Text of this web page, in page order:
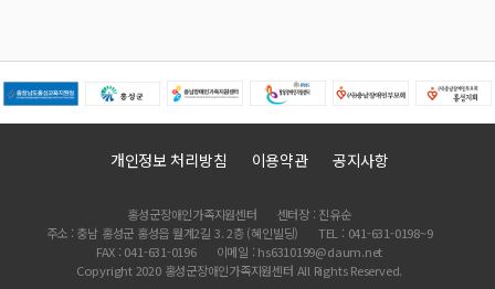
개인정보 처리방침 이용약관 공지사항
홍성군장애인가족지원센터
센터장 : 진유순
주소 : 충남 홍성군 홍성읍 월계2길 3. 2층 (혜인빌딩)
TEL : 041-631-0198~9
FAX : 041-631-0196
이메일 : hs6310199@daum.net
Copyright 2020 홍성군장애인가족지원센터 All Rights Reserved.